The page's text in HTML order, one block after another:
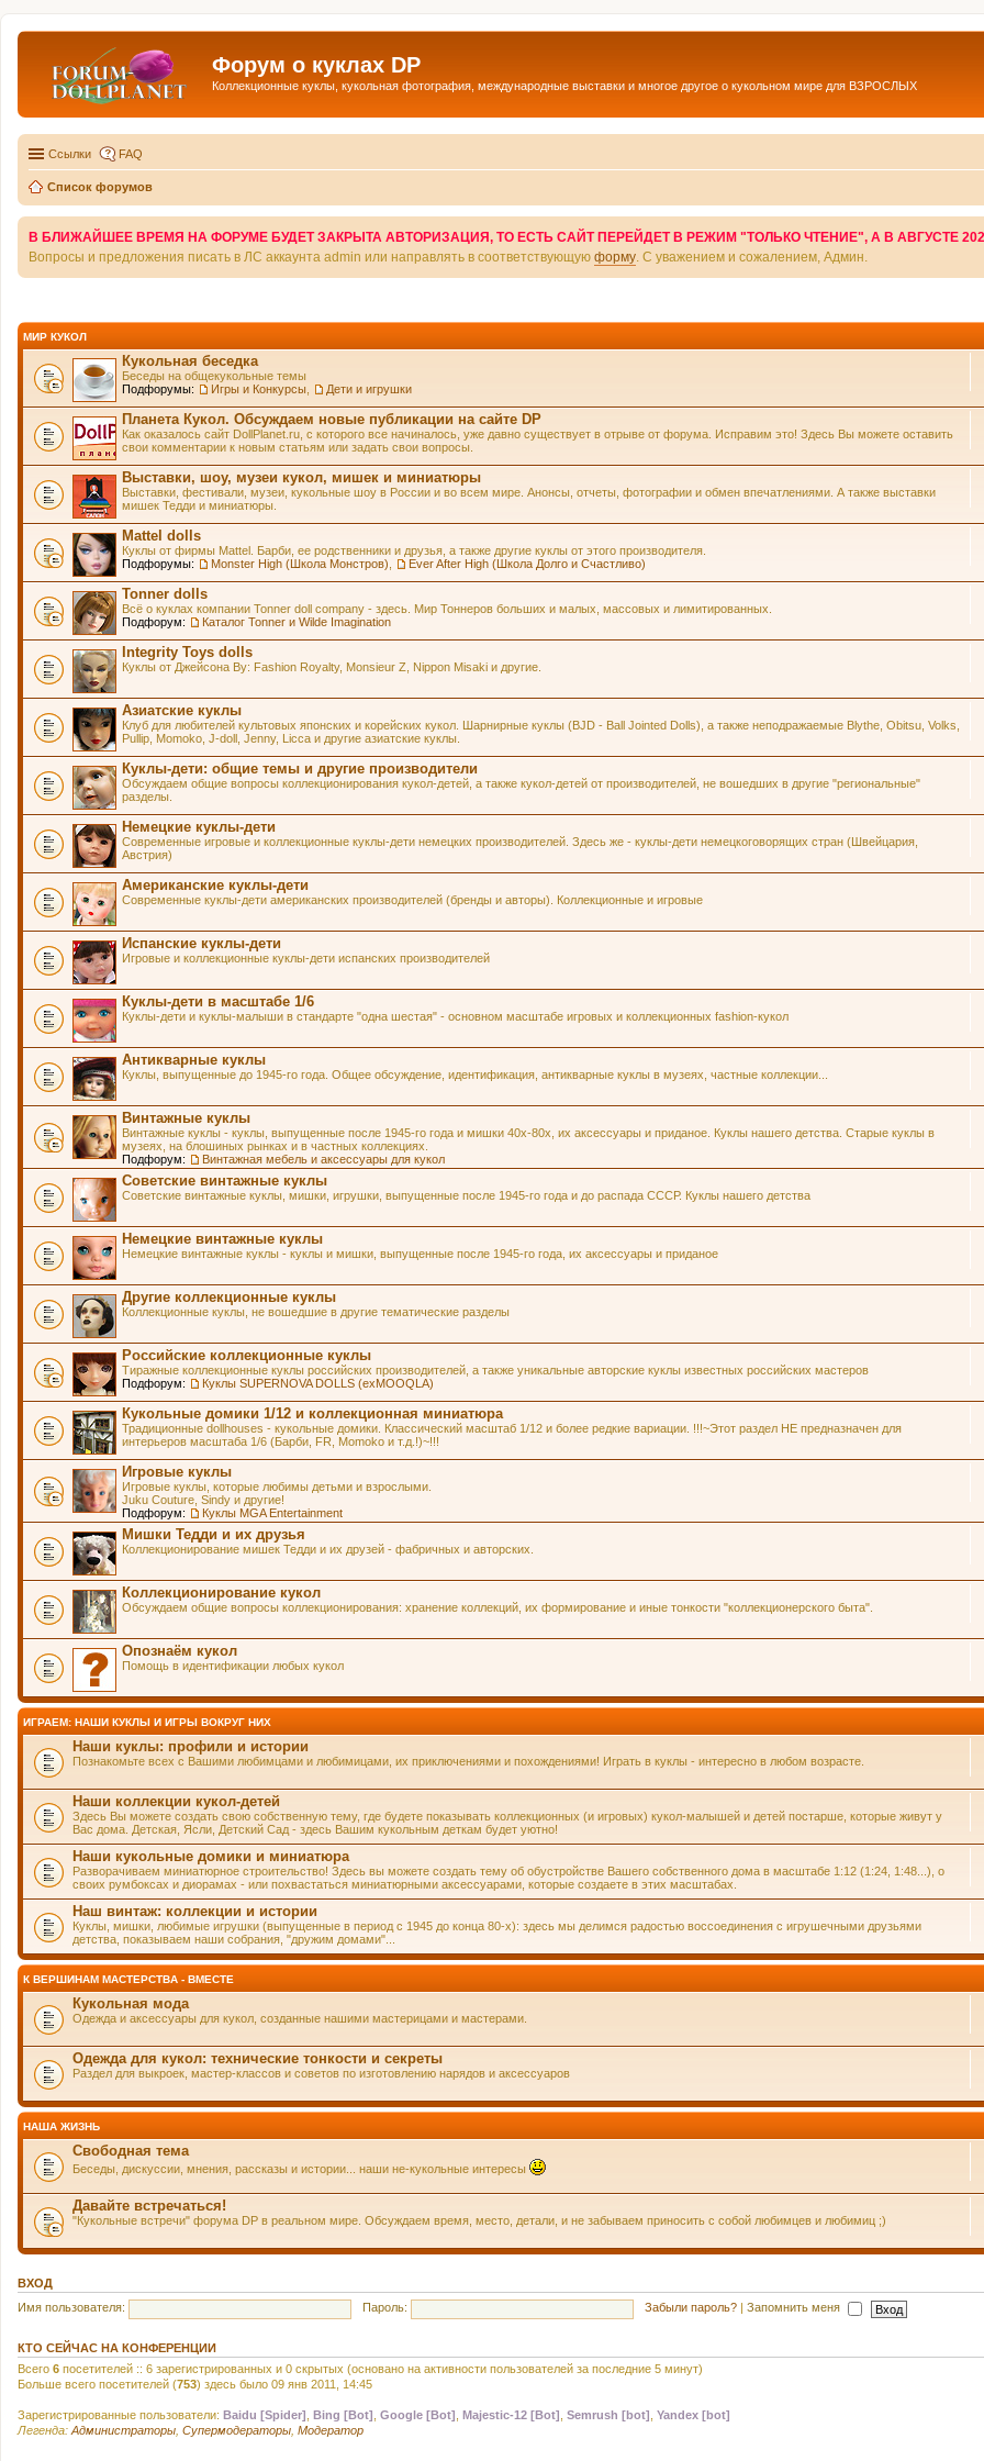
Форум о куклах DP
Коллекционные куклы, кукольная фотография, международные выставки и многое другое о кукольном мире для ВЗРОСЛЫХ
Ссылки FAQ
Список форумов
В БЛИЖАЙШЕЕ ВРЕМЯ НА ФОРУМЕ БУДЕТ ЗАКРЫТА АВТОРИЗАЦИЯ, ТО ЕСТЬ САЙТ ПЕРЕЙДЕТ В РЕЖИМ "ТОЛЬКО ЧТЕНИЕ", А В АВГУСТЕ
Вопросы и предложения писать в ЛС аккаунта admin или направлять в соответствующую форму . С уважением и сожалением, Админ.
МИР КУКОЛ
Кукольная беседка
Беседы на общекукольные темы
Подфорумы:
Игры и Конкурсы Дети и игрушки
Планета Кукол. Обсуждаем новые публикации на сайте DP
Как оказалось сайт DollPlanet.ru, с которого все начиналось, уже давно существует в отрыве от форума. Исправим это! Здесь Вы можете оставить
свои комментарии к новым статьям или задать свои вопросы.
Выставки, шоу, музеи кукол, мишек и миниатюры
Выставки, фестивали, музеи, кукольные шоу в России и во всем мире. Анонсы, отчеты, фотографии и обмен впечатлениями. А также выставки
мишек Тедди и миниатюры.
Mattel dolls
Куклы от фирмы Mattel. Барби, ее родственники и друзья, а также другие куклы от этого производителя.
Подфорумы:
Monster High (Школа Монстров) Ever After High (Школа Долго и Счастливо)
Tonner dolls
Всё о куклах компании Tonner doll company - здесь. Мир Тоннеров больших и малых, массовых и лимитированных.
Подфорум:
Каталог Tonner и Wilde Imagination
Integrity Toys dolls
Куклы от Джейсона Ву: Fashion Royalty, Monsieur Z, Nippon Misaki и другие.
Азиатские куклы
Клуб для любителей культовых японских и корейских кукол. Шарнирные куклы (BJD - Ball Jointed Dolls), а также неподражаемые Blythe, Obitsu, Volks,
Pullip, Momoko, J-doll, Jenny, Licca и другие азиатские куклы.
Куклы-дети: общие темы и другие производители
Обсуждаем общие вопросы коллекционирования кукол-детей, а также кукол-детей от производителей, не вошедших в другие "региональные"
разделы.
Немецкие куклы-дети
Современные игровые и коллекционные куклы-дети немецких производителей. Здесь же - куклы-дети немецкоговорящих стран (Швейцария,
Австрия)
Американские куклы-дети
Современные куклы-дети американских производителей (бренды и авторы). Коллекционные и игровые
Испанские куклы-дети
Игровые и коллекционные куклы-дети испанских производителей
Куклы-дети в масштабе 1/6
Куклы-дети и куклы-малыши в стандарте "одна шестая" - основном масштабе игровых и коллекционных fashion-кукол
Антикварные куклы
Куклы, выпущенные до 1945-го года. Общее обсуждение, идентификация, антикварные куклы в музеях, частные коллекции...
Винтажные куклы
Винтажные куклы - куклы, выпущенные после 1945-го года и мишки 40х-80х, их аксессуары и приданое. Куклы нашего детства. Старые куклы в
музеях, на блошиных рынках и в частных коллекциях.
Подфорум:
Винтажная мебель и аксессуары для кукол
Советские винтажные куклы
Советские винтажные куклы, мишки, игрушки, выпущенные после 1945-го года и до распада СССР. Куклы нашего детства
Немецкие винтажные куклы
Немецкие винтажные куклы - куклы и мишки, выпущенные после 1945-го года, их аксессуары и приданое
Другие коллекционные куклы
Коллекционные куклы, не вошедшие в другие тематические разделы
Российские коллекционные куклы
Тиражные коллекционные куклы российских производителей, а также уникальные авторские куклы известных российских мастеров
Подфорум:
Куклы SUPERNOVA DOLLS (exMOOQLA)
Кукольные домики 1/12 и коллекционная миниатюра
Традиционные dollhouses - кукольные домики. Классический масштаб 1/12 и более редкие вариации. !!!~Этот раздел НЕ предназначен для
интерьеров масштаба 1/6 (Барби, FR, Momoko и т.д.!)~!!!
Игровые куклы
Игровые куклы, которые любимы детьми и взрослыми.
Juku Couture, Sindy и другие!
Подфорум:
Куклы MGA Entertainment
Мишки Тедди и их друзья
Коллекционирование мишек Тедди и их друзей - фабричных и авторских.
Коллекционирование кукол
Обсуждаем общие вопросы коллекционирования: хранение коллекций, их формирование и иные тонкости "коллекционерского быта".
Опознаём кукол
Помощь в идентификации любых кукол
ИГРАЕМ: НАШИ КУКЛЫ И ИГРЫ ВОКРУГ НИХ
Наши куклы: профили и истории
Познакомьте всех с Вашими любимцами и любимицами, их приключениями и похождениями! Играть в куклы - интересно в любом возрасте.
Наши коллекции кукол-детей
Здесь Вы можете создать свою собственную тему, где будете показывать коллекционных (и игровых) кукол-малышей и детей постарше, которые живут у
Вас дома. Детская, Ясли, Детский Сад - здесь Вашим кукольным деткам будет уютно!
Наши кукольные домики и миниатюра
Разворачиваем миниатюрное строительство! Здесь вы можете создать тему об обустройстве Вашего собственного дома в масштабе 1:12 (1:24, 1:48...), о
своих румбоксах и диорамах - или похвастаться миниатюрными аксессуарами, которые создаете в этих масштабах.
Наш винтаж: коллекции и истории
Куклы, мишки, любимые игрушки (выпущенные в период с 1945 до конца 80-х): здесь мы делимся радостью воссоединения с игрушечными друзьями
детства, показываем наши собрания, "дружим домами"...
К ВЕРШИНАМ МАСТЕРСТВА - ВМЕСТЕ
Кукольная мода
Одежда и аксессуары для кукол, созданные нашими мастерицами и мастерами.
Одежда для кукол: технические тонкости и секреты
Раздел для выкроек, мастер-классов и советов по изготовлению нарядов и аксессуаров
НАША ЖИЗНЬ
Свободная тема
Беседы, дискуссии, мнения, рассказы и истории... наши не-кукольные интересы
Давайте встречаться!
"Кукольные встречи" форума DP в реальном мире. Обсуждаем время, место, детали, и не забываем приносить с собой любимцев и любимиц ;)
ВХОД
Имя пользователя:
Пароль: Забыли пароль? Запомнить меня
КТО СЕЙЧАС НА КОНФЕРЕНЦИИ
Всего 6 посетителей :: 6 зарегистрированных и 0 скрытых (основано на активности пользователей за последние 5 минут)
Больше всего посетителей (753) здесь было 09 янв 2011, 14:45
Зарегистрированные пользователи: Baidu [Spider] Bing [Bot] Google [Bot] Majestic-12 [Bot] Semrush [bot] Yandex [bot]
Легенда: Администраторы Супермодераторы Модератор